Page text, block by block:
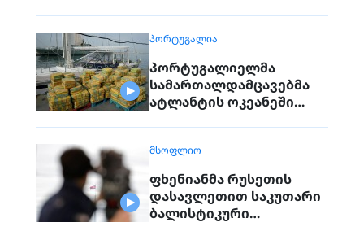
ᲞᲝᲠᲢᲣᲒᲐᲚᲘᲐ
პორტუგალიელმა
სამართალდამცავებმა
ატლანტის ოკეანეში
ᲛᲡᲝᲤᲚᲘᲝ
ფხენიანმა რუსეთის
დასავლეთით საკუთარი
ბალისტიკური